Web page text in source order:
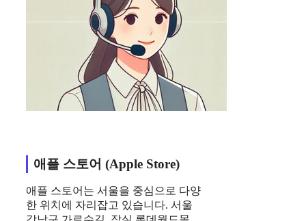
애플 스토어 (Apple Store)
애플 스토어는 서울을 중심으로 다양
한 위치에 자리잡고 있습니다. 서울